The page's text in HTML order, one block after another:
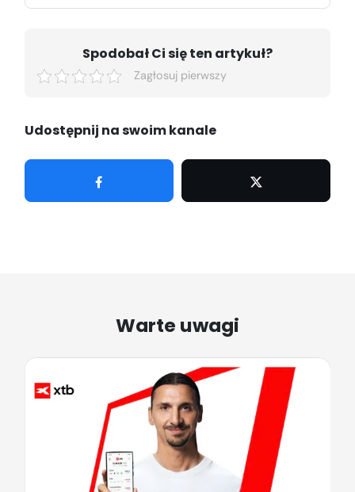
Spodobał Ci się ten artykuł?
Zagłosuj pierwszy
Udostępnij na swoim kanale
Warte uwagi